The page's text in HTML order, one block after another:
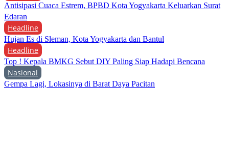
Antisipasi Cuaca Estrem, BPBD Kota Yogyakarta Keluarkan Surat
Edaran
Headline
Hujan Es di Sleman, Kota Yogyakarta dan Bantul
Headline
Top ! Kepala BMKG Sebut DIY Paling Siap Hadapi Bencana
Nasional
Gempa Lagi, Lokasinya di Barat Daya Pacitan